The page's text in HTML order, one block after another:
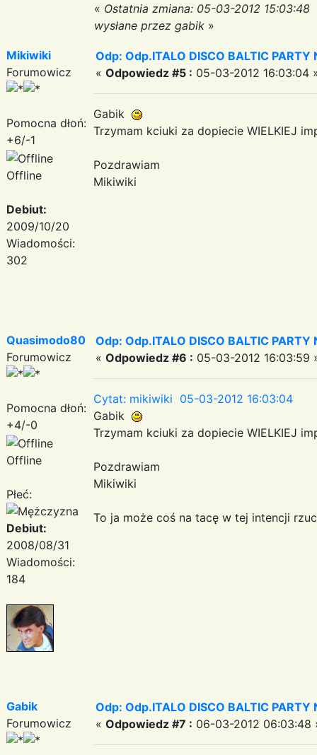
« Ostatnia zmiana: 05-03-2012 15:03:48
wysłane przez gabik »
Mikiwiki
Forumowicz
Pomocna dłoń:
+6/-1
Offline
Debiut:
2009/10/20
Wiadomości:
302
Odp: Odp.ITALO DISCO BALTIC PARTY
« Odpowiedz #5 : 05-03-2012 16:03:04
Gabik
Trzymam kciuki za dopiecie WIELKIEJ
Pozdrawiam
Mikiwiki
Quasimodo80
Forumowicz
Pomocna dłoń:
+4/-0
Offline
Płeć:
Debiut:
2008/08/31
Wiadomości:
184
Odp: Odp.ITALO DISCO BALTIC PARTY
« Odpowiedz #6 : 05-03-2012 16:03:59
Cytat: mikiwiki 05-03-2012 16:03:04
Gabik
Trzymam kciuki za dopiecie WIELKIEJ
Pozdrawiam
Mikiwiki
To ja może coś na tacę w tej intencji
Gabik
Forumowicz
Odp: Odp.ITALO DISCO BALTIC PARTY
« Odpowiedz #7 : 06-03-2012 06:03:48